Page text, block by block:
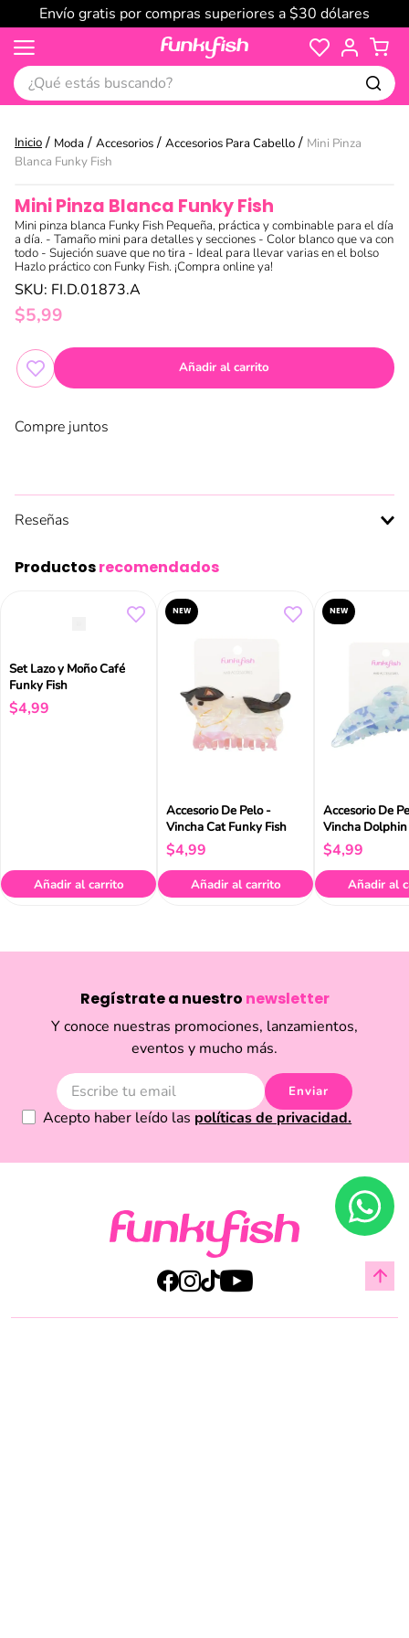
Envío gratis por compras superiores a $30 dólares
¿Qué estás buscando?
Moda Accesorios Accesorios Para Cabello
Mini Pinza
Blanca Funky Fish
Mini Pinza Blanca Funky Fish
Mini pinza blanca Funky Fish Pequeña, práctica y combinable para el día
a día. - Tamaño mini para detalles y secciones - Color blanco que va con
todo - Sujeción suave que no tira - Ideal para llevar varias en el bolso
Hazlo práctico con Funky Fish. ¡Compra online ya!
SKU: FI.D.01873.A
$5,99
Añadir al carrito
Compre juntos
Reseñas
Productosrecomendados
Set Lazo y Moño Café
Funky Fish
$4,99
Añadir al carrito
NEW
Accesorio De Pelo -
Vincha Cat Funky Fish
$4,99
Añadir al carrito
NEW
Accesorio De
Vincha
Fish
$4,99
Añadir al
Regístrate a nuestro newsletter
Y conoce nuestras promociones, lanzamientos,
eventos y mucho más.
Enviar
Acepto haber leído las políticas de privacidad.